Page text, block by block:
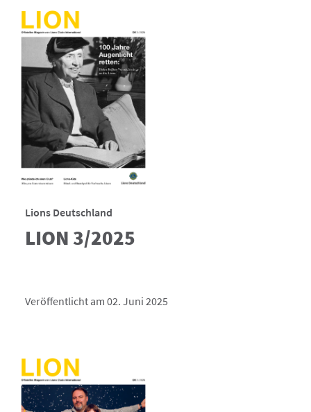
Lions Deutschland
LION 3/2025
Veröffentlicht am 02. Juni 2025